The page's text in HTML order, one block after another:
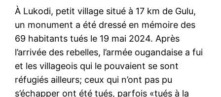
À Lukodi, petit village situé à 17 km de Gulu,
un monument a été dressé en mémoire des
69 habitants tués le 19 mai 2024. Après
l’arrivée des rebelles, l’armée ougandaise a fui
et les villageois qui le pouvaient se sont
réfugiés ailleurs; ceux qui n’ont pas pu
s’échapper ont été tués, parfois «tués à la